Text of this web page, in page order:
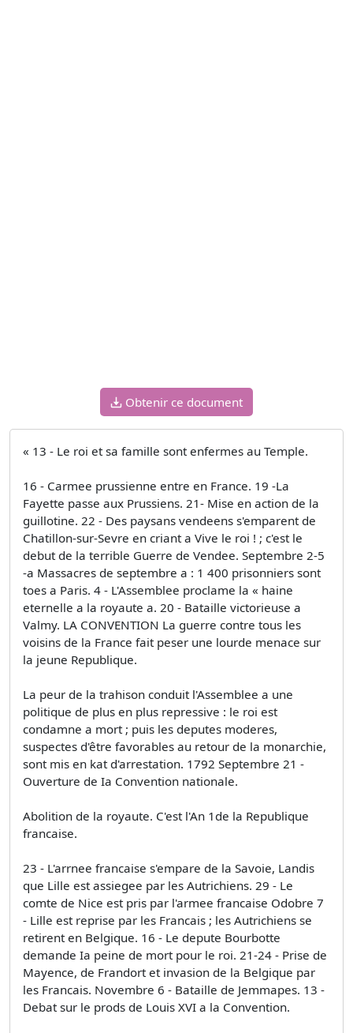
Obtenir ce document
« 13 - Le roi et sa famille sont enfermes au Temple.
16 - Carmee prussienne entre en France. 19 -La
Fayette passe aux Prussiens. 21- Mise en action de la
guillotine. 22 - Des paysans vendeens s'emparent de
Chatillon-sur-Sevre en criant a Vive le roi ! ; c'est le
debut de la terrible Guerre de Vendee. Septembre 2-5
-a Massacres de septembre a : 1 400 prisonniers sont
toes a Paris. 4 - L'Assemblee proclame la « haine
eternelle a la royaute a. 20 - Bataille victorieuse a
Valmy. LA CONVENTION La guerre contre tous les
voisins de la France fait peser une lourde menace sur
la jeune Republique.
La peur de la trahison conduit l'Assemblee a une
politique de plus en plus repressive : le roi est
condamne a mort ; puis les deputes moderes,
suspectes d'être favorables au retour de la monarchie,
sont mis en kat d'arrestation. 1792 Septembre 21 -
Ouverture de Ia Convention nationale.
Abolition de la royaute. C'est l'An 1de la Republique
francaise.
23 - L'arrnee francaise s'empare de la Savoie, Landis
que Lille est assiegee par les Autrichiens. 29 - Le
comte de Nice est pris par l'armee francaise Odobre 7
- Lille est reprise par les Francais ; les Autrichiens se
retirent en Belgique. 16 - Le depute Bourbotte
demande Ia peine de mort pour le roi. 21-24 - Prise de
Mayence, de Frandort et invasion de la Belgique par
les Francais. Novembre 6 - Bataille de Jemmapes. 13 -
Debat sur le prods de Louis XVI a la Convention.